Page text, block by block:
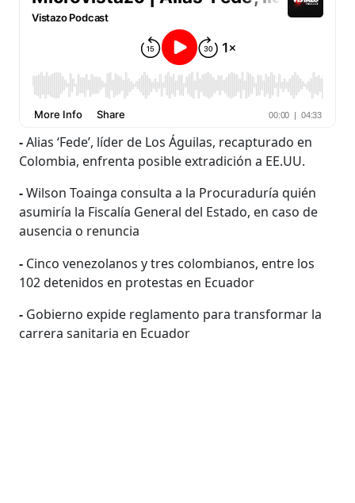
-Alias ‘Fede’, líder de Los Águilas, recapturado en
Colombia, enfrenta posible extradición a EE.UU.
-Wilson Toainga consulta a la Procuraduría quién
asumiría la Fiscalía General del Estado, en caso de
ausencia o renuncia
- Cinco venezolanos y tres colombianos, entre los
102 detenidos en protestas en Ecuador
- Gobierno expide reglamento para transformar la
carrera sanitaria en Ecuador